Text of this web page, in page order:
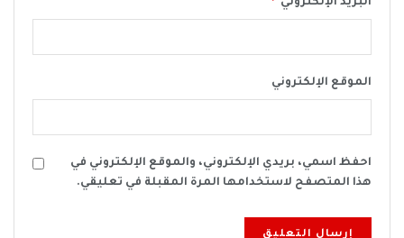
الموقع الإلكتروني
احفظ اسمي، بريدي الإلكتروني، والموقع الإلكتروني في
هذا المتصفح لاستخدامها المرة المقبلة في تعليقي.